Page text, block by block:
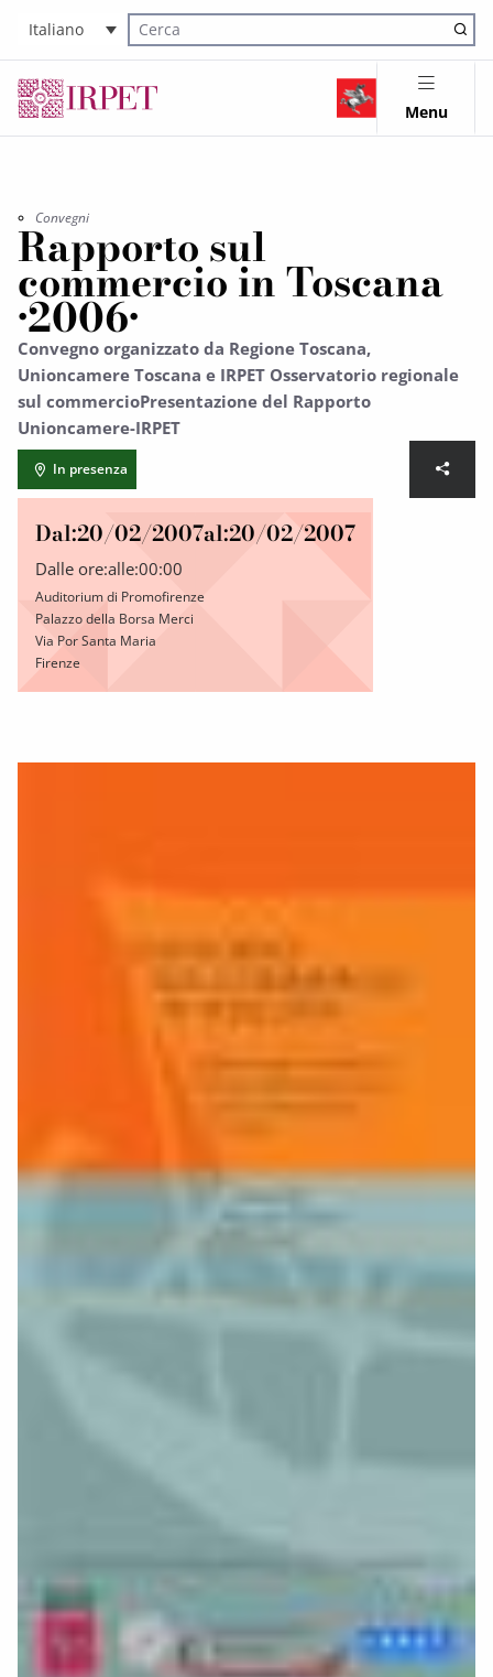
Italiano
Cerca nel sito
Menu
Convegni
Rapporto sul
commercio in Toscana
•2006•
Convegno organizzato da Regione Toscana,
Unioncamere Toscana e IRPET Osservatorio regionale
sul commercioPresentazione del Rapporto
Unioncamere-IRPET
In presenza
Dal:20/02/2007al:20/02/2007
Dalle ore:alle:00:00
Auditorium di Promofirenze
Palazzo della Borsa Merci
Via Por Santa Maria
Firenze